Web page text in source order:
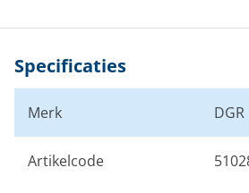
Specificaties
Merk DGR
Artikelcode